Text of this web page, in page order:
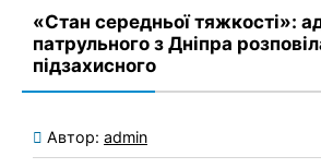
«Стан середньої тяжкості»:
патрульного з Дніпра
підзахисного
Автор: admin